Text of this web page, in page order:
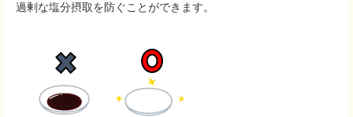
過剰な塩分摂取を防ぐことができます。